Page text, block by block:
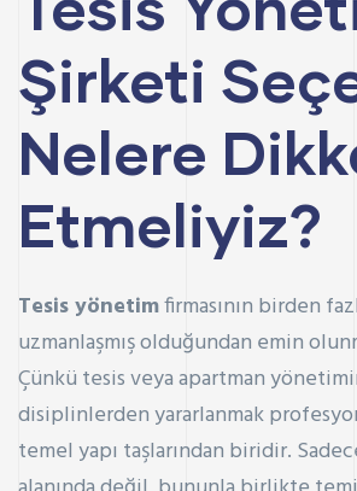
Şirketi
Nelere
Etmeliyiz?
Tesis yönetimfirmasının birden
uzmanlaşmış olduğundan emin
Çünkü tesis veya apartman
disiplinlerden yararlanmak
temel yapı taşlarından biridir.